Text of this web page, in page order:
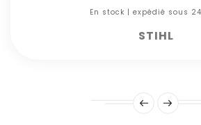
En stock | expédié sous
STIHL